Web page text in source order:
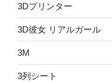
3Dプリンター
3D彼女 リアルガール
3M
3列シート